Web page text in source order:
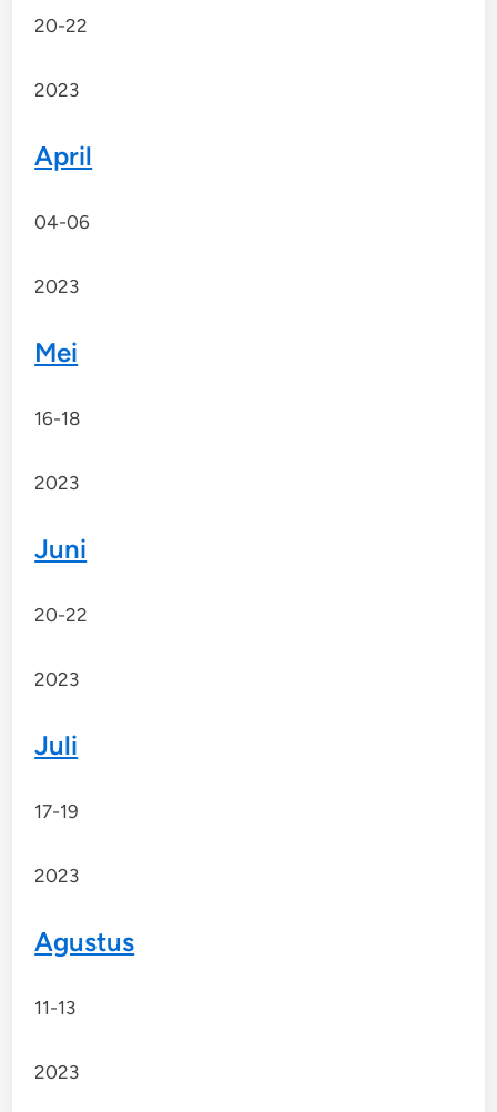
20-22
2023
April
04-06
2023
Mei
16-18
2023
Juni
20-22
2023
Juli
17-19
2023
Agustus
11-13
2023